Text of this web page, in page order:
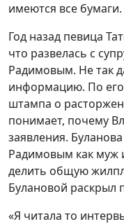
имеются все бумаги.
Год назад певица
что развелась с
Радимовым. Не так
информацию. По его
штампа о
понимает, почему
заявления.
Радимовым как муж
делить общую
Булановой раскрыл
«Я читала то